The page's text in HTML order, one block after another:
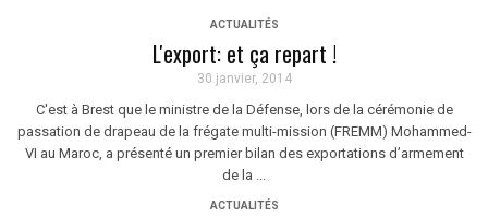
ACTUALITÉS
L'export: et ça repart !
30 janvier, 2014
C'est à Brest que le ministre de la Défense, lors de la cérémonie de
passation de drapeau de la frégate multi-mission (FREMM) Mohammed-
VI au Maroc, a présenté un premier bilan des exportations d’armement
de la ...
ACTUALITÉS